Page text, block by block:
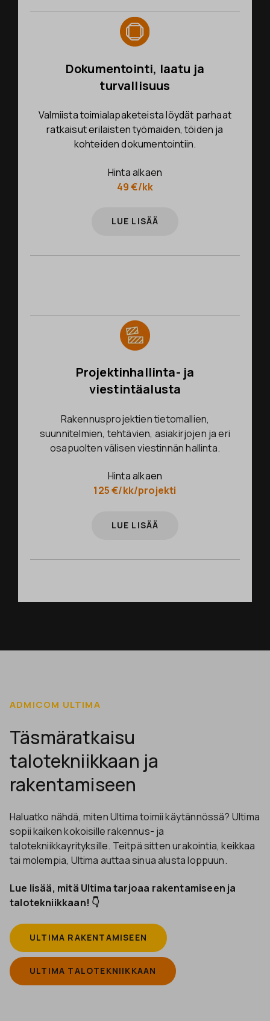
Dokumentointi, laatu ja
turvallisuus
Valmiista toimialapaketeista löydät parhaat
ratkaisut erilaisten työmaiden, töiden ja
kohteiden dokumentointiin.
Hinta alkaen
49 €/kk
LUE LISÄÄ
Projektinhallinta- ja
viestintäalusta
Rakennusprojektien tietomallien,
suunnitelmien, tehtävien, asiakirjojen ja eri
osapuolten välisen viestinnän hallinta.
Hinta alkaen
125 €/kk/projekti
LUE LISÄÄ
ADMICOM ULTIMA
Täsmäratkaisu
talotekniikkaan ja
rakentamiseen
Haluatko nähdä, miten Ultima toimii käytännössä? Ultima
sopii kaiken kokoisille rakennus- ja
talotekniikkayrityksille. Teitpä sitten urakointia, keikkaa
tai molempia, Ultima auttaa sinua alusta loppuun.
Lue lisää, mitä Ultima tarjoaa rakentamiseen ja
talotekniikkaan! 👇
ULTIMA RAKENTAMISEEN
ULTIMA TALOTEKNIIKKAAN